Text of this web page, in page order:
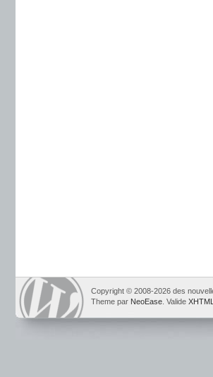
Copyright © 2008-2026 des
Theme par NeoEase . Valide